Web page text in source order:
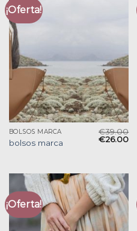
¡Oferta!
BOLSOS MARCA
bolsos marca
€39.00
€26.00
¡Oferta!